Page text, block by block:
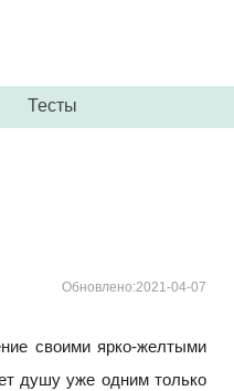
Тесты
Обновлено:2021-04-07
своими ярко-желтыми
душу уже одним только